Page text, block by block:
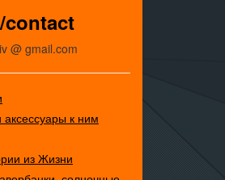
contact
@ gmail.com
аксессуары к ним
из Жизни